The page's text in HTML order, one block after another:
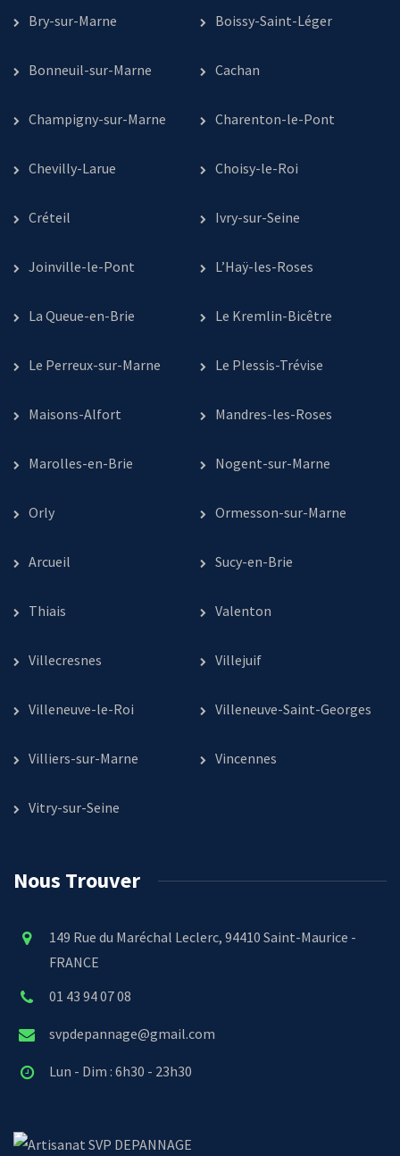
Bry-sur-Marne Boissy-Saint-Léger
Bonneuil-sur-Marne Cachan
Champigny-sur-Marne Charenton-le-Pont
Chevilly-Larue Choisy-le-Roi
Créteil Ivry-sur-Seine
Joinville-le-Pont L’Haÿ-les-Roses
La Queue-en-Brie Le Kremlin-Bicêtre
Le Perreux-sur-Marne Le Plessis-Trévise
Maisons-Alfort Mandres-les-Roses
Marolles-en-Brie Nogent-sur-Marne
Orly Ormesson-sur-Marne
Arcueil Sucy-en-Brie
Thiais Valenton
Villecresnes Villejuif
Villeneuve-le-Roi Villeneuve-Saint-Georges
Villiers-sur-Marne Vincennes
Vitry-sur-Seine
Nous Trouver
149 Rue du Maréchal Leclerc, 94410 Saint-Maurice -
FRANCE
01 43 94 07 08
svpdepannage@gmail.com
Lun - Dim : 6h30 - 23h30
SVP DEPANNAGE